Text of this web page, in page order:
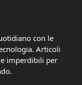
con le
Articoli
imperdibili per